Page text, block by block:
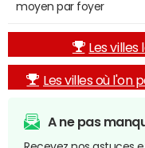
moyen par foyer
Les villes
Les villes où l'on
A ne pas